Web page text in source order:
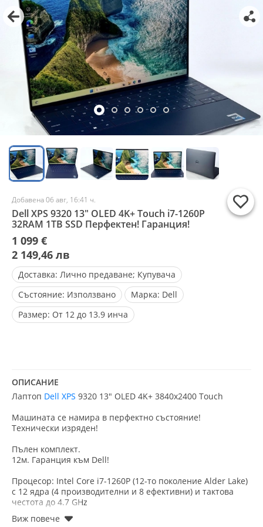
Добавена 06 авг, 16:41 ч.
Dell XPS 9320 13" OLED 4K+ Touch i7-1260P
32RAM 1TB SSD Перфектен! Гаранция!
1 099 €
2 149,46 лв
Доставка: Лично предаване; Купувача
Състояние: Използвано Марка: Dell
Размер: От 12 до 13.9 инча
ОПИСАНИЕ
Лаптоп Dell XPS 9320 13" OLED 4K+ 3840x2400 Touch
Машината се намира в перфектно състояние!
Технически изряден!
Пълен комплект.
12м. Гаранция към Dell!
Процесор: Intel Core i7-1260P (12-то поколение Alder Lake)
с 12 ядра (4 производителни и 8 ефективни) и тактова
честота до 4.7 GHz
Дисплей: 13.4-инчов OLED Touch с резолюция UHD+ (3840